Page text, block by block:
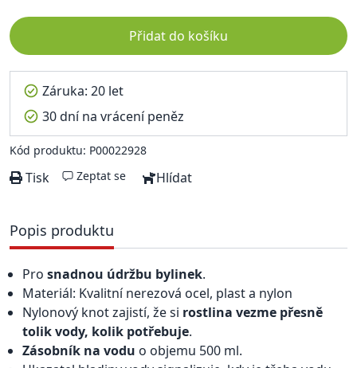
Přidat do košíku
Záruka: 20 let
30 dní na vrácení peněz
Kód produktu: P00022928
Tisk Zeptat se Hlídat
Popis produktu
Pro snadnou údržbu bylinek.
Materiál: Kvalitní nerezová ocel, plast a nylon
Nylonový knot zajistí, že si rostlina vezme přesně
tolik vody, kolik potřebuje.
Zásobník na vodu o objemu 500 ml.